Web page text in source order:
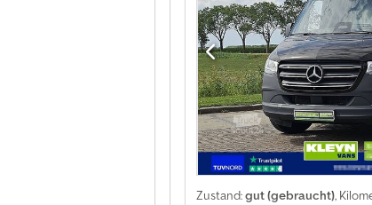
Spurhalteassistent,
Steuerkette, Getriebeart:
Standard, Seitentüren: 1,
BENZINE automaat ac EURO6
Informationen Türenzahl: 1
Achse 1: Reifen Profil links: 2
Zuladung: 657 kg zGG: 2.021
Technischer Zustand: gut
(bestelbus, 72 Monate);
Zustand:gut (gebraucht),